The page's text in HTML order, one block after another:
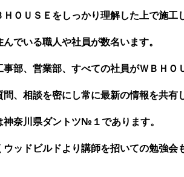
ＯＵＳＥをしっかり理解した上で施工
でいる職人や社員が数名います。
部、営業部、すべての社員がＷＢＨＯ
、相談を密にし常に最新の情報を共有
奈川県ダントツ№１であります。
ッドビルドより講師を招いての勉強会